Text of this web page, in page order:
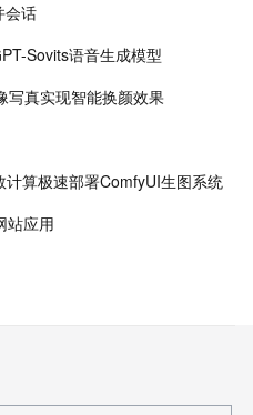
会话
Sovits语音生成模型
写真实现智能换颜效果
算极速部署ComfyUI生图系统
站应用